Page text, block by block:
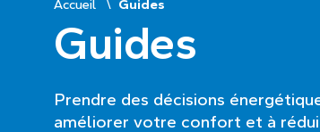
Accueil Guides
Guides
Prendre des décisions
améliorer votre confort et à